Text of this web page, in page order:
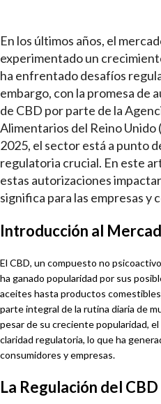
En los últimos años, el
experimentado un
ha enfrentado desafíos
embargo, con la promesa de
de CBD por parte de la
Alimentarios del Reino Unido
2025, el sector está a punto
regulatoria crucial. En este
estas autorizaciones
significa para las empresas y
Introducción al
El CBD, un compuesto no
ha ganado popularidad por sus
aceites hasta productos
parte integral de la rutina diaria de
pesar de su creciente popularidad,
claridad regulatoria, lo que ha
consumidores y empresas.
La Regulación del